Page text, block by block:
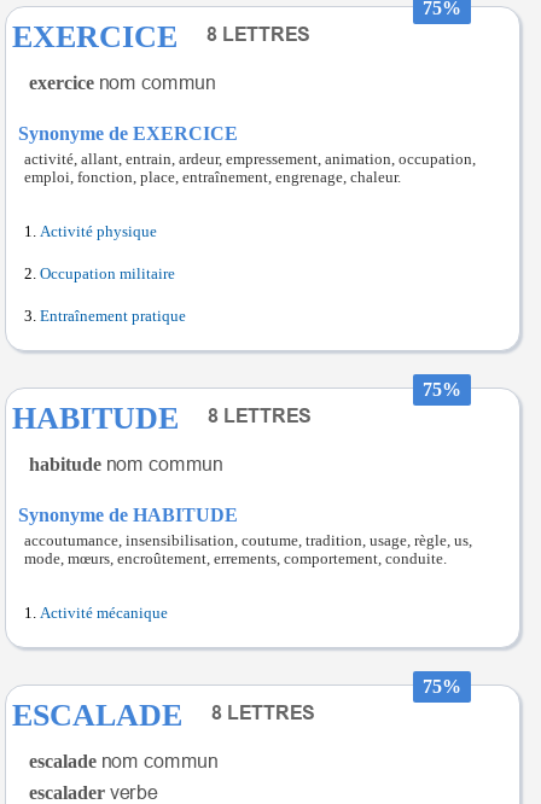
75%
EXERCICE
exercice
Synonyme de EXERCICE
activité, allant, entrain, ardeur, empressement, animation, occupation,
emploi, fonction, place, entraînement, engrenage, chaleur.
Activité physique
Occupation militaire
Entraînement pratique
75%
HABITUDE
habitude
Synonyme de HABITUDE
accoutumance, insensibilisation, coutume, tradition, usage, règle, us,
mode, mœurs, encroûtement, errements, comportement, conduite.
Activité mécanique
75%
ESCALADE
escalade
escalader